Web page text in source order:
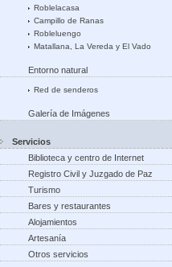
Roblelacasa
Campillo de Ranas
Robleluengo
Matallana, La Vereda y El Vado
Entorno natural
Red de senderos
Galería de Imágenes
Servicios
Biblioteca y centro de Internet
Registro Civil y Juzgado de Paz
Turismo
Bares y restaurantes
Alojamientos
Artesanía
Otros servicios